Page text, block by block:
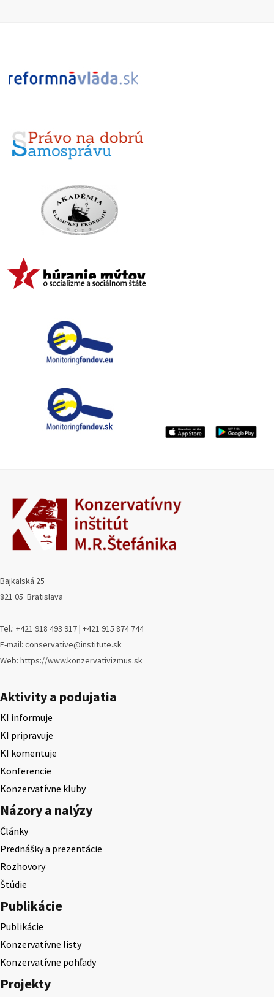
Bajkalská 25
821 05 Bratislava
Tel.: +421 918 493 917 | +421 915 874 744
E-mail: conservative@institute.sk
Web: https://www.konzervativizmus.sk
Aktivity a podujatia
KI informuje
KI pripravuje
KI komentuje
Konferencie
Konzervatívne kluby
Názory a nalýzy
Články
Prednášky a prezentácie
Rozhovory
Štúdie
Publikácie
Publikácie
Konzervatívne listy
Konzervatívne pohľady
Projekty